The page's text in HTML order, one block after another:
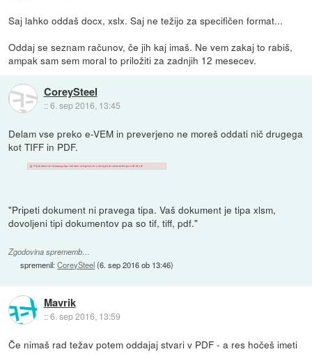
Saj lahko oddaš docx, xslx. Saj ne težijo za specifičen format...
Oddaj se seznam računov, če jih kaj imaš. Ne vem zakaj to rabiš,
ampak sam sem moral to priložiti za zadnjih 12 mesecev.
CoreySteel
::6. sep 2016, 13:45
Delam vse preko e-VEM in preverjeno ne moreš oddati nič drugega
kot TIFF in PDF.
"Pripeti dokument ni pravega tipa. Vaš dokument je tipa xlsm,
dovoljeni tipi dokumentov pa so tif, tiff, pdf."
Zgodovina sprememb…
spremenil:CoreySteel(6. sep 2016 ob 13:46)
Mavrik
::6. sep 2016, 13:59
Če nimaš rad težav potem oddajaj stvari v PDF - a res hočeš imeti